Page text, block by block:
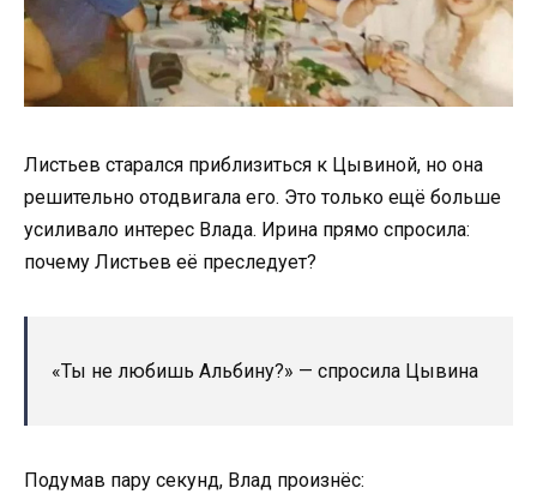
Листьев старался приблизиться к Цывиной, но она
решительно отодвигала его. Это только ещё больше
усиливало интерес Влада. Ирина прямо спросила:
почему Листьев её преследует?
«Ты не любишь Альбину?» — спросила Цывина
Подумав пару секунд, Влад произнёс: